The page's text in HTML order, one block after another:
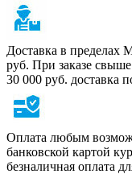
Доставка в пределах
руб. При заказе свыше
30 000 руб. доставка
Оплата любым
банковской картой
безналичная оплата